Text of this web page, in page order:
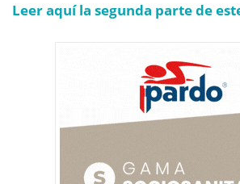
Leer aquí la segunda parte de